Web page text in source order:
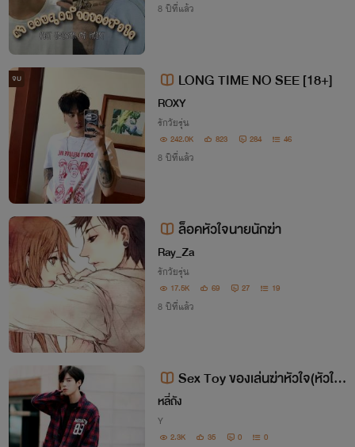
8 ปีที่แล้ว
จบ LONG TIME NO SEE [18+]
ROXY
รักวัยรุ่น
242.0K 823 284 46
8 ปีที่แล้ว
ล็อคหัวใจนายนักฆ่า
Ray_Za
รักวัยรุ่น
17.5K 69 27 19
8 ปีที่แล้ว
Sex Toy ของเล่นฆ่าหัวใจ(หัวใจ
ก็ฆ่าได้) 18+ (yaoi)
หลี่ถัง
Y
2.3K 35 0 0